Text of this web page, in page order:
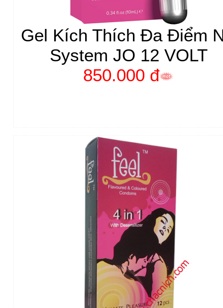
Gel Kích Thích Đa Điểm
System JO 12 VOLT
850.000 đ